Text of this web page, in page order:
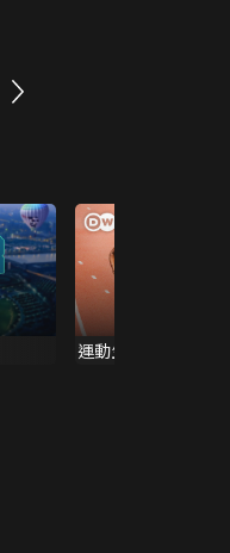
運動生活